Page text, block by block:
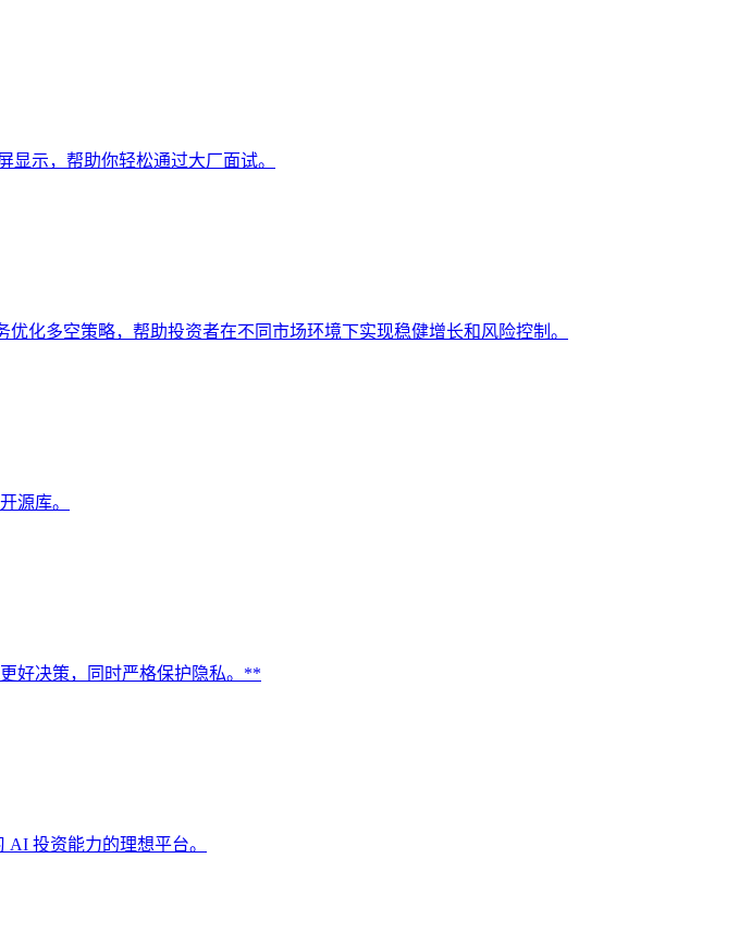
显示，帮助你轻松通过大厂面试。
化多空策略，帮助投资者在不同市场环境下实现稳健增长和风险控制。
源库。
好决策，同时严格保护隐私。**
投资能力的理想平台。